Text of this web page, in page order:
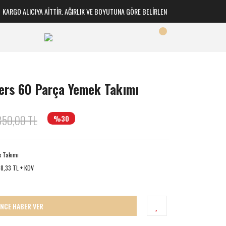
ALICIYA AİTTİR. AĞIRLIK VE BOYUTUNA GÖRE BELİRLENİR
60 Parça Yemek Takımı
TL %30
TL + KDV
HABER VER